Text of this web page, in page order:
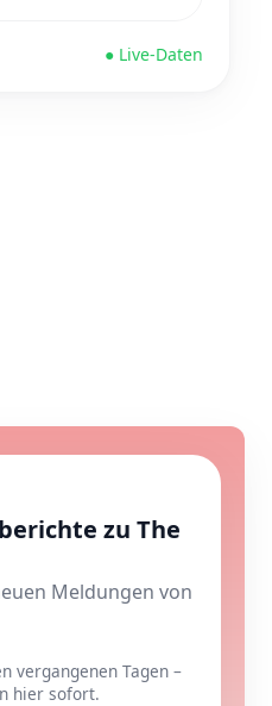
● Live-Daten
zu The
Meldungen von
vergangenen Tagen –
hier sofort.